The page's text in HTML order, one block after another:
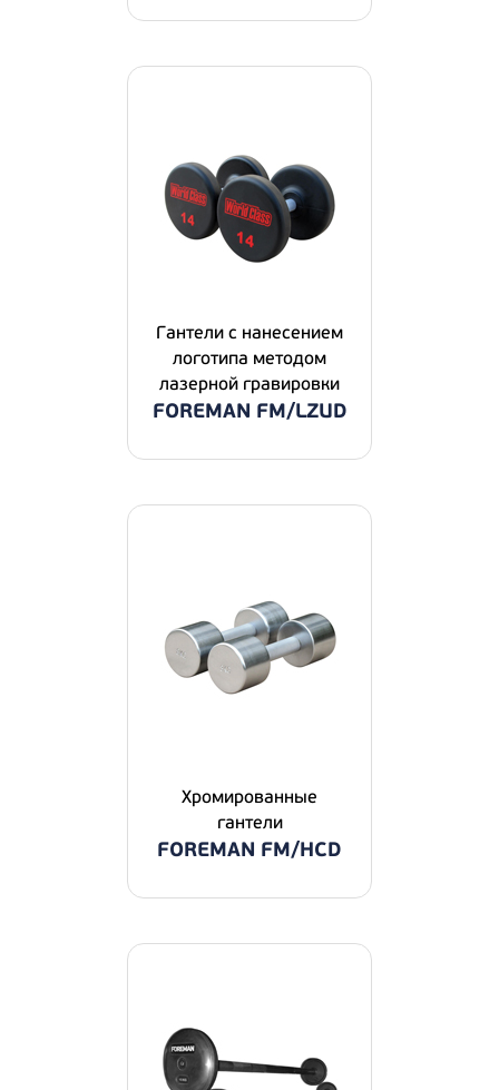
Гантели с нанесением
логотипа методом
лазерной гравировки
FOREMAN FM/LZUD
Хромированные
гантели
FOREMAN FM/HCD